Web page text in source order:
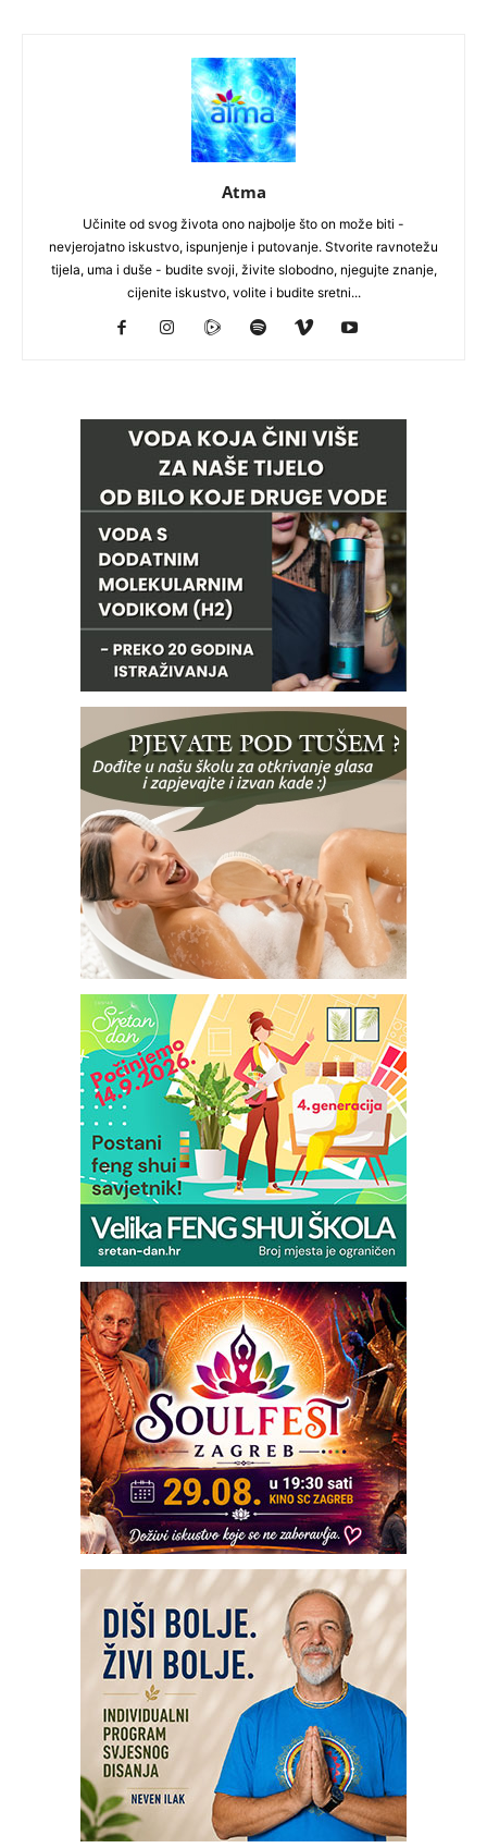
Atma
Učinite od svog života ono najbolje što on može biti -
nevjerojatno iskustvo, ispunjenje i putovanje. Stvorite ravnotežu
tijela, uma i duše - budite svoji, živite slobodno, njegujte znanje,
cijenite iskustvo, volite i budite sretni...